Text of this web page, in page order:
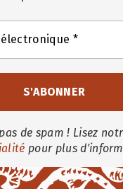
de spam ! Lisez
pour plus